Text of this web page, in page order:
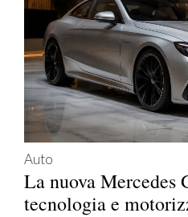
Auto
La nuova Mercedes
tecnologia e